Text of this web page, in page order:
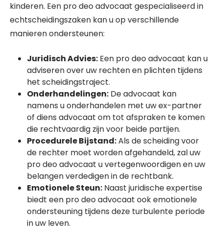
kinderen. Een pro deo advocaat gespecialiseerd in
echtscheidingszaken kan u op verschillende
manieren ondersteunen:
Juridisch Advies: Een pro deo advocaat kan u
adviseren over uw rechten en plichten tijdens
het scheidingstraject.
Onderhandelingen: De advocaat kan
namens u onderhandelen met uw ex-partner
of diens advocaat om tot afspraken te komen
die rechtvaardig zijn voor beide partijen.
Procedurele Bijstand:Als de scheiding voor
de rechter moet worden afgehandeld, zal uw
pro deo advocaat u vertegenwoordigen en uw
belangen verdedigen in de rechtbank.
Emotionele Steun: Naast juridische expertise
biedt een pro deo advocaat ook emotionele
ondersteuning tijdens deze turbulente periode
in uw leven.